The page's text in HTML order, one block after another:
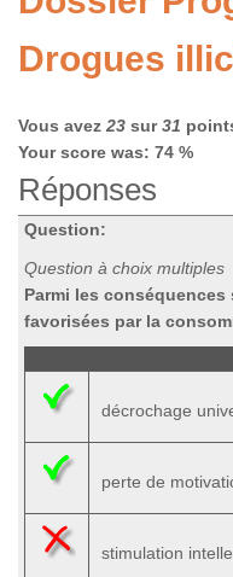
Drogues
Vous avez 23 sur31
Your score was: 74 %
Réponses
Question:
Question à choix multiples
Parmi les
favorisées par la
décrochage
perte de
stimulation